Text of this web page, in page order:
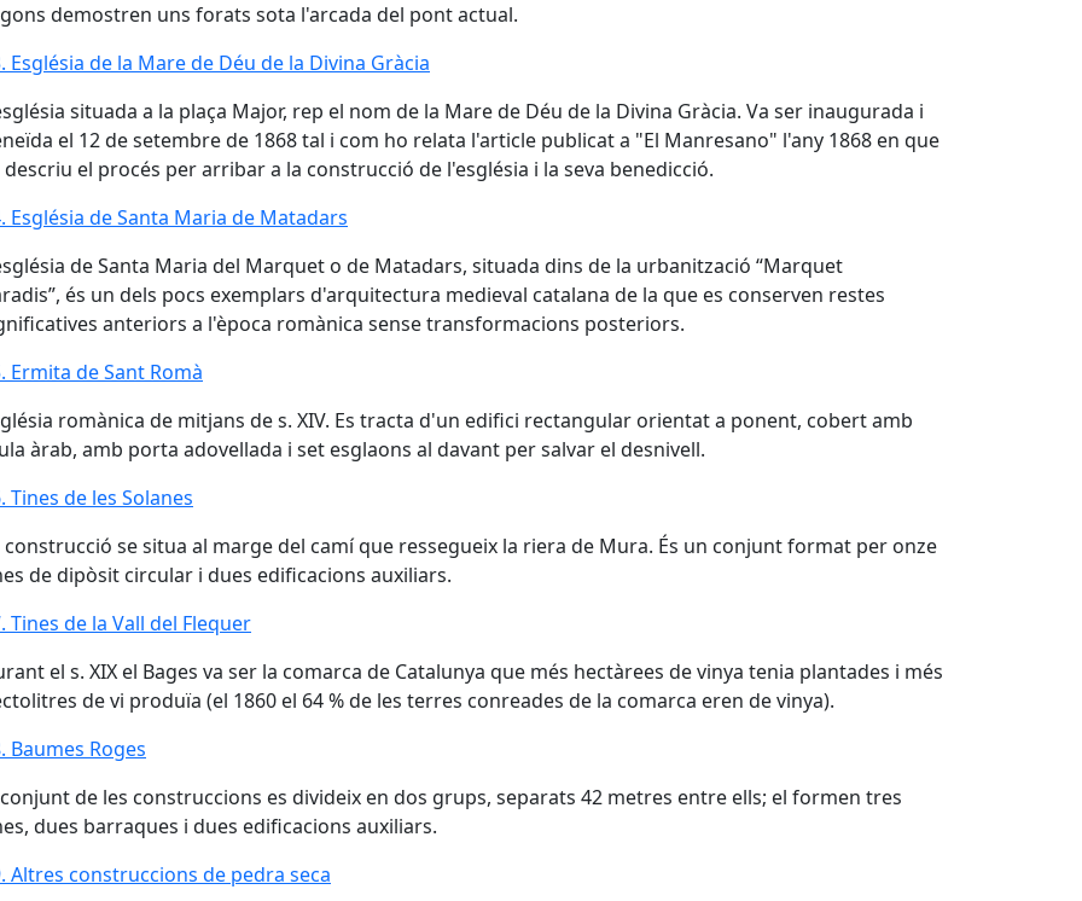
demostren uns forats sota l'arcada del pont actual.
Església de la Mare de Déu de la Divina Gràcia
Església de la Mare de Déu de la Divina Gràcia
situada a la plaça Major, rep el nom de la Mare de Déu de la Divina Gràcia. Va ser inaugurada i
el 12 de setembre de 1868 tal i com ho relata l'article publicat a "El Manresano" l'any 1868 en que
descriu el procés per arribar a la construcció de l'església i la seva benedicció.
Església de Santa Maria de Matadars
Església de Santa Maria de Matadars
de Santa Maria del Marquet o de Matadars, situada dins de la urbanització “Marquet
és un dels pocs exemplars d'arquitectura medieval catalana de la que es conserven restes
anteriors a l'època romànica sense transformacions posteriors.
Ermita de Sant Romà
Ermita de Sant Romà
romànica de mitjans de s. XIV. Es tracta d'un edifici rectangular orientat a ponent, cobert amb
àrab, amb porta adovellada i set esglaons al davant per salvar el desnivell.
Tines de les Solanes
Tines de les Solanes
construcció se situa al marge del camí que ressegueix la riera de Mura. És un conjunt format per onze
de dipòsit circular i dues edificacions auxiliars.
Tines de la Vall del Flequer
Tines de la Vall del Flequer
el s. XIX el Bages va ser la comarca de Catalunya que més hectàrees de vinya tenia plantades i més
de vi produïa (el 1860 el 64 % de les terres conreades de la comarca eren de vinya).
Baumes Roges
Baumes Roges
de les construccions es divideix en dos grups, separats 42 metres entre ells; el formen tres
dues barraques i dues edificacions auxiliars.
Altres construccions de pedra seca
Altres construccions de pedra seca